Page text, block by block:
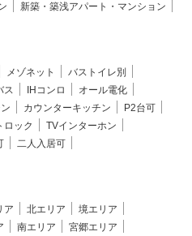
新築・築浅アパート・マンション
メゾネット
バストイレ別
ス IHコンロ
オール電化
カウンターキッチン
P2台可
ロック
TVインターホン
二人入居可
ア 北エリア
境エリア
南エリア
宮郷エリア